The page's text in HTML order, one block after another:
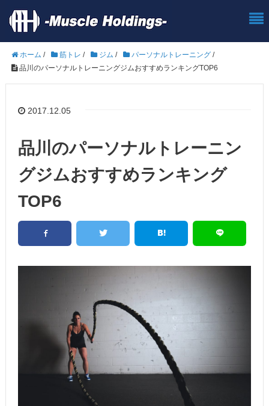
ホーム / 筋トレ / ジム / パーソナルトレーニング /
品川のパーソナルトレーニングジムおすすめランキングTOP6
2017.12.05
品川のパーソナルトレーニン
グジムおすすめランキング
TOP6